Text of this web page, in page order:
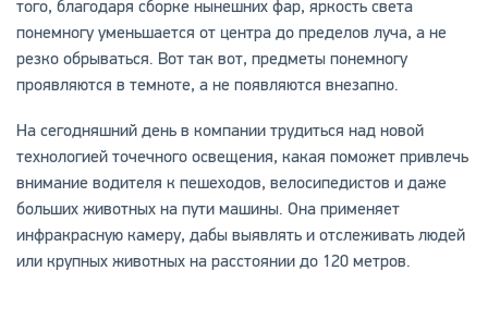
того, благодаря сборке нынешних фар, яркость света
понемногу уменьшается от центра до пределов луча, а не
резко обрываться. Вот так вот, предметы понемногу
проявляются в темноте, а не появляются внезапно.
На сегодняшний день в компании трудиться над новой
технологией точечного освещения, какая поможет привлечь
внимание водителя к пешеходов, велосипедистов и даже
больших животных на пути машины. Она применяет
инфракрасную камеру, дабы выявлять и отслеживать людей
или крупных животных на расстоянии до 120 метров.